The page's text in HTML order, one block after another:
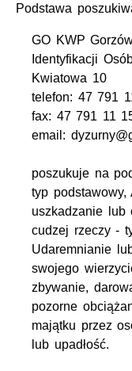
Podstawa
GO KWP
Identyfikacji
Kwiatowa 10
telefon: 47 791
fax: 47 791 11
email:
poszukuje na
typ
uszkadzanie lub
cudzej rzeczy -
Udaremnianie
swojego
zbywanie,
pozorne
majątku przez
lub upadłość.